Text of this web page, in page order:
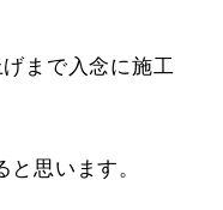
まで入念に施工
思います。